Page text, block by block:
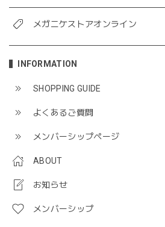
メガニケストアオンライン
INFORMATION
SHOPPING GUIDE
よくあるご質問
メンバーシップページ
ABOUT
お知らせ
メンバーシップ